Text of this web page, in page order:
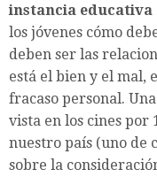
instancia educativa
los jóvenes cómo
deben ser las
está el bien y el mal,
fracaso personal.
vista en los cines por
nuestro país (uno de
sobre la